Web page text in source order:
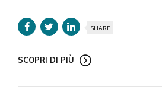
SHARE
SCOPRI DI PIÙ